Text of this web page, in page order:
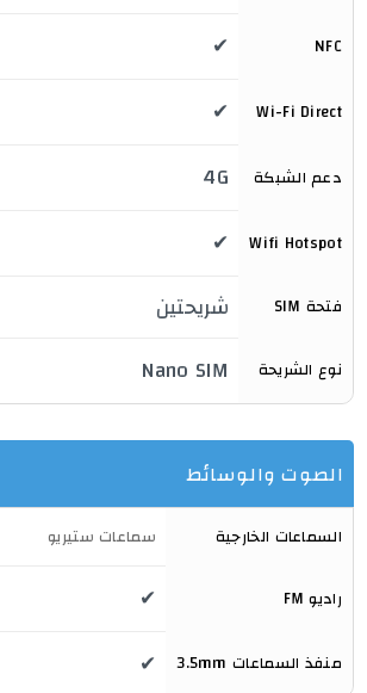
NFC
✔
Wi-Fi Direct
✔
دعم الشبكة 4G
Wifi Hotspot
✔
فتحة SIM شريحتين
نوع الشريحة Nano SIM
الصوت والوسائط
السماعات الخارجية سماعات ستيريو
راديو FM ✔
منفذ السماعات 3.5mm ✔